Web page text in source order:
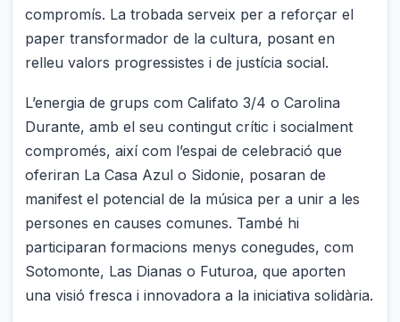
compromís. La trobada serveix per a reforçar el
paper transformador de la cultura, posant en
relleu valors progressistes i de justícia social.
L’energia de grups com Califato 3/4 o Carolina
Durante, amb el seu contingut crític i socialment
compromés, així com l’espai de celebració que
oferiran La Casa Azul o Sidonie, posaran de
manifest el potencial de la música per a unir a les
persones en causes comunes. També hi
participaran formacions menys conegudes, com
Sotomonte, Las Dianas o Futuroa, que aporten
una visió fresca i innovadora a la iniciativa solidària.